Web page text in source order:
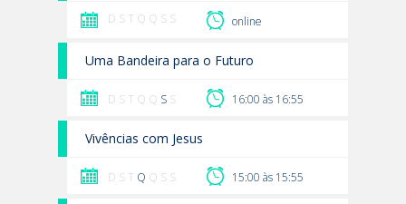
D S T Q Q S S online
Uma Bandeira para o Futuro
D S T Q Q S S 16:00 às 16:55
Vivências com Jesus
D S T Q Q S S 15:00 às 15:55